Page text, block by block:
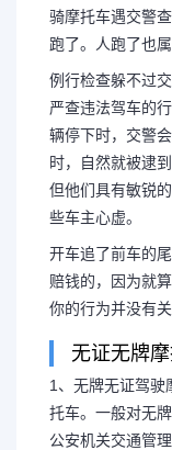
骑摩托车遇交警
跑了。人跑了也
例行检查躲不过
严查违法驾车的
辆停下时，交警
时，自然就被逮
但他们具有敏锐
些车主心虚。
开车追了前车的
赔钱的，因为就
你的行为并没有
无证无牌
1、无牌无证驾驶
托车。一般对无
公安机关交通管
警队找到
车主也无